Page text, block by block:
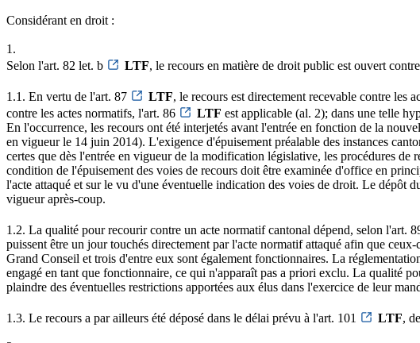
Considérant en droit :
1.
Selon l'art. 82 let. b
LTF, le recours en matière de droit public est ouvert
1.1. En vertu de l'art. 87 LTF, le recours est directement recevable contre
contre les actes normatifs, l'art. 86
LTF est applicable (al. 2); dans une telle
En l'occurrence, les recours ont été interjetés avant l'entrée en fonction de la
en vigueur le 14 juin 2014). L'exigence d'épuisement préalable des instances
certes que dès l'entrée en vigueur de la modification législative, les procédures
condition de l'épuisement des voies de recours doit être examinée d'office en
l'acte attaqué et sur le vu d'une éventuelle indication des voies de droit. Le dépôt
vigueur après-coup.
1.2. La qualité pour recourir contre un acte normatif cantonal dépend, selon l'art.
puissent être un jour touchés directement par l'acte normatif attaqué afin que
Grand Conseil et trois d'entre eux sont également fonctionnaires. La
engagé en tant que fonctionnaire, ce qui n'apparaît pas a priori exclu. La qualité
plaindre des éventuelles restrictions apportées aux élus dans l'exercice de leur
1.3. Le recours a par ailleurs été déposé dans le délai prévu à l'art. 101 LTF,